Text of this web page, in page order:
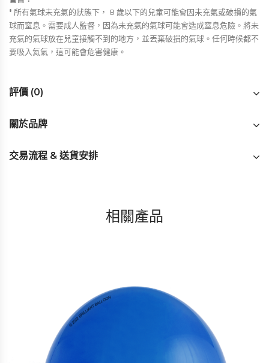
* 所有氣球未充氣的狀態下， 8 歲以下的兒童可能會因未充氣或破損的氣
球而窒息。需要成人監督，因為未充氣的氣球可能會造成窒息危險。將未
充氣的氣球放在兒童接觸不到的地方，並丟棄破損的氣球。任何時候都不
要吸入氦氣，這可能會危害健康。
評價 (0)
關於品牌
交易流程 & 送貨安排
相關產品